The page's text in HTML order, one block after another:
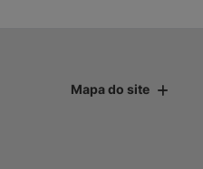
Mapa do site